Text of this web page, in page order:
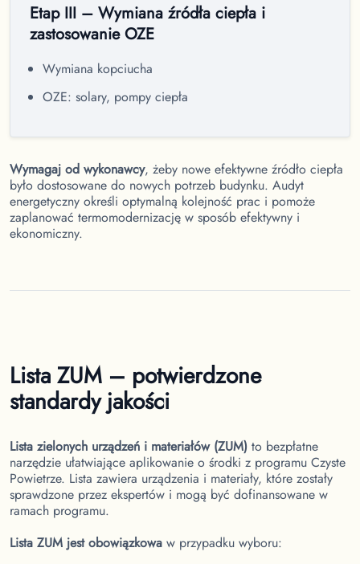
Etap III – Wymiana źródła ciepła i
zastosowanie OZE
Wymiana kopciucha
OZE: solary, pompy ciepła
Wymagaj od wykonawcy, żeby nowe efektywne źródło ciepła
było dostosowane do nowych potrzeb budynku. Audyt
energetyczny określi optymalną kolejność prac i pomoże
zaplanować termomodernizację w sposób efektywny i
ekonomiczny.
Lista ZUM – potwierdzone
standardy jakości
Lista zielonych urządzeń i materiałów (ZUM) to bezpłatne
narzędzie ułatwiające aplikowanie o środki z programu Czyste
Powietrze. Lista zawiera urządzenia i materiały, które zostały
sprawdzone przez ekspertów i mogą być dofinansowane w
ramach programu.
Lista ZUM jest obowiązkowa w przypadku wyboru: